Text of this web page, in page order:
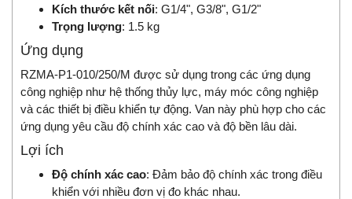
Kích thước kết nối: G1/4", G3/8", G1/2"
Trọng lượng: 1.5 kg
Ứng dụng
RZMA-P1-010/250/M được sử dụng trong các ứng dụng
công nghiệp như hệ thống thủy lực, máy móc công nghiệp
và các thiết bị điều khiển tự động. Van này phù hợp cho các
ứng dụng yêu cầu độ chính xác cao và độ bền lâu dài.
Lợi ích
Độ chính xác cao: Đảm bảo độ chính xác trong điều
khiển với nhiều đơn vị đo khác nhau.